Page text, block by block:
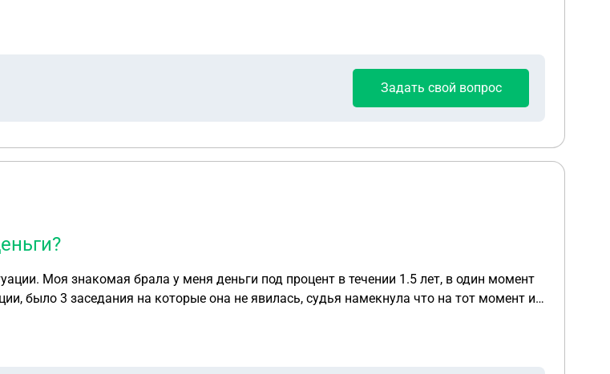
Задать свой вопрос
Моя знакомая брала у меня деньги под процент в течении 1.5 лет, в один момент
было 3 заседания на которые она не явилась, судья намекнула что на тот момент и
в этом суде без рассмотрения по неявке. В этот момент выяснилось что есть и
даже иска. В этот год ответчица подала иск о банкротстве, соответственно ее